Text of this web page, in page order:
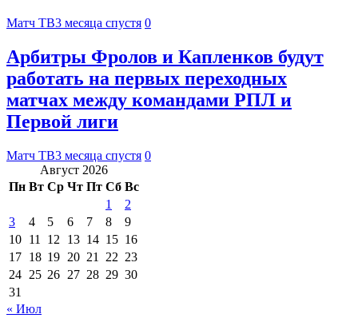
Матч ТВ3 месяца спустя 0
Арбитры Фролов и Капленков будут
работать на первых переходных
матчах между командами РПЛ и
Первой лиги
Матч ТВ3 месяца спустя 0
Август 2026
Пн Вт Ср Чт Пт Сб Вс
1
2
3
4 5 6 7 8
9
10 11 12 13 14 15 16
17 18 19 20 21 22 23
24 25 26 27 28 29 30
31
« Июл